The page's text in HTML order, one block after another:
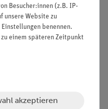
Besucher:innen (z.B. IP-
unsere Website zu
benennen.
einem späteren Zeitpunkt
akzeptieren